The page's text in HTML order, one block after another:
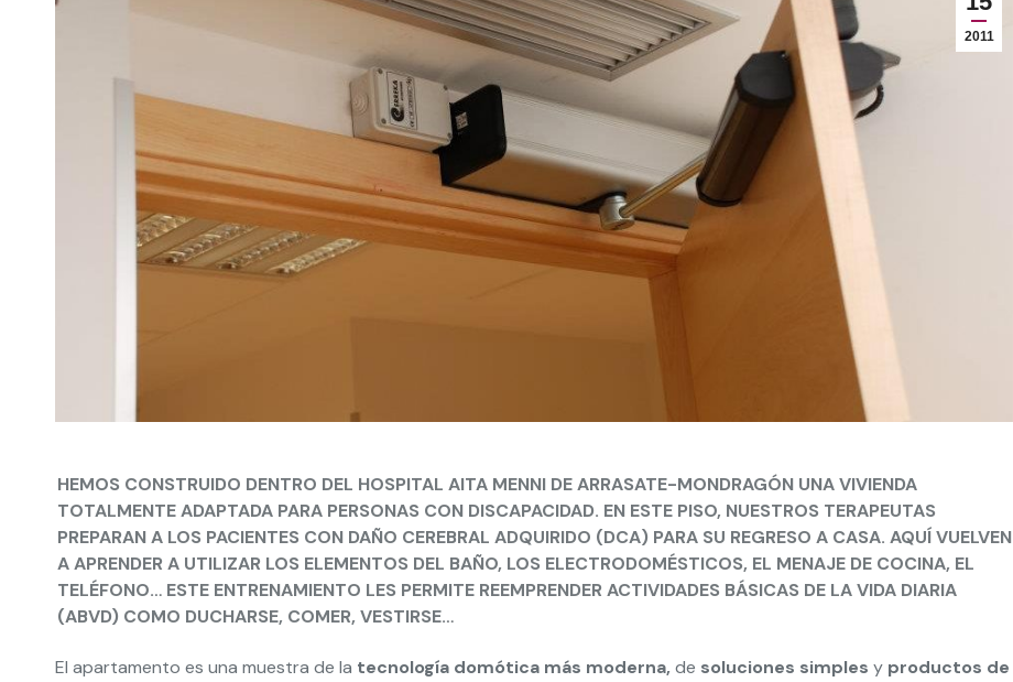
2011
HEMOS CONSTRUIDO DENTRO DEL HOSPITAL AITA MENNI DE ARRASATE-MONDRAGÓN UNA VIVIENDA
TOTALMENTE ADAPTADA PARA PERSONAS CON DISCAPACIDAD. EN ESTE PISO, NUESTROS TERAPEUTAS
PREPARAN A LOS PACIENTES CON DAÑO CEREBRAL ADQUIRIDO (DCA) PARA SU REGRESO A CASA. AQUÍ VUELVEN
A APRENDER A UTILIZAR LOS ELEMENTOS DEL BAÑO, LOS ELECTRODOMÉSTICOS, EL MENAJE DE COCINA, EL
TELÉFONO… ESTE ENTRENAMIENTO LES PERMITE REEMPRENDER ACTIVIDADES BÁSICAS DE LA VIDA DIARIA
(ABVD) COMO DUCHARSE, COMER, VESTIRSE…
El apartamento es una muestra de la tecnología domótica más moderna, de soluciones simples y productos de